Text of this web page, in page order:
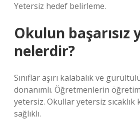
Yetersiz hedef belirleme.
Okulun başarısız
nelerdir?
Sınıflar aşırı kalabalık ve
donanımlı. Öğretmenlerin
yetersiz. Okullar yetersiz
sağlıklı.